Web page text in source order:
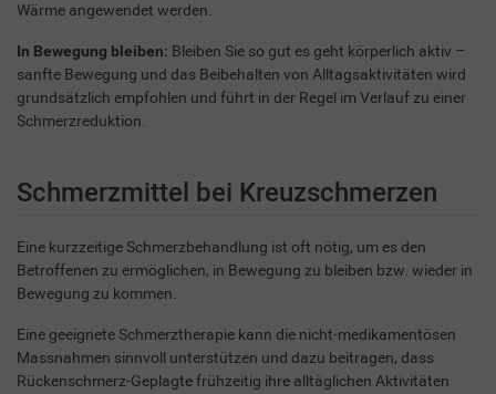
Wärme angewendet werden.
In Bewegung bleiben: Bleiben Sie so gut es geht körperlich aktiv –
sanfte Bewegung und das Beibehalten von Alltagsaktivitäten wird
grundsätzlich empfohlen und führt in der Regel im Verlauf zu einer
Schmerzreduktion.
Schmerzmittel bei Kreuzschmerzen
Eine kurzzeitige Schmerzbehandlung ist oft nötig, um es den
Betroffenen zu ermöglichen, in Bewegung zu bleiben bzw. wieder in
Bewegung zu kommen.
Eine geeignete Schmerztherapie kann die nicht-medikamentösen
Massnahmen sinnvoll unterstützen und dazu beitragen, dass
Rückenschmerz-Geplagte frühzeitig ihre alltäglichen Aktivitäten